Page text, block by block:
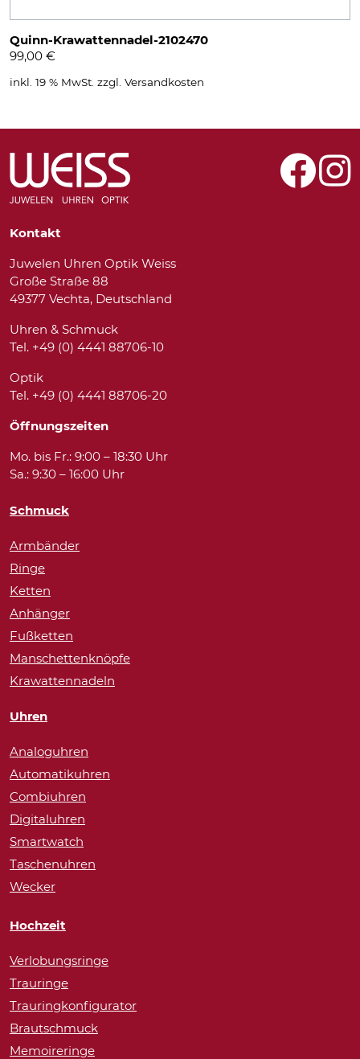
Quinn-Krawattennadel-2102470
99,00 €
inkl. 19 % MwSt. zzgl. Versandkosten
Kontakt
Juwelen Uhren Optik Weiss
Große Straße 88
49377 Vechta, Deutschland
Uhren & Schmuck
Tel. +49 (0) 4441 88706-10
Optik
Tel. +49 (0) 4441 88706-20
Öffnungszeiten
Mo. bis Fr.: 9:00 – 18:30 Uhr
Sa.: 9:30 – 16:00 Uhr
Schmuck
Armbänder
Ringe
Ketten
Anhänger
Fußketten
Manschettenknöpfe
Krawattennadeln
Uhren
Analoguhren
Automatikuhren
Combiuhren
Digitaluhren
Smartwatch
Taschenuhren
Wecker
Hochzeit
Verlobungsringe
Trauringe
Trauringkonfigurator
Brautschmuck
Memoireringe